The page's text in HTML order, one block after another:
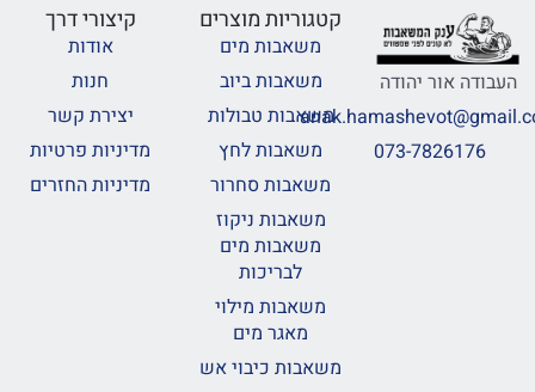
העבודה אור יהודה
073-7826176
קטגוריות מוצרים
משאבות מים
משאבות ביוב
משאבות טבולות
משאבות לחץ
משאבות סחרור
משאבות ניקוז
משאבות מים
לבריכות
משאבות מילוי
מאגר מים
משאבות כיבוי אש
קיצורי דרך
אודות
חנות
יצירת קשר
מדיניות פרטיות
מדיניות החזרים